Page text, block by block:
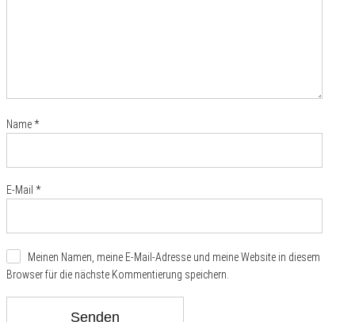
Name*
E-Mail *
Meinen Namen, meine E-Mail-Adresse und meine Website in diesem
Browser für die nächste Kommentierung speichern.